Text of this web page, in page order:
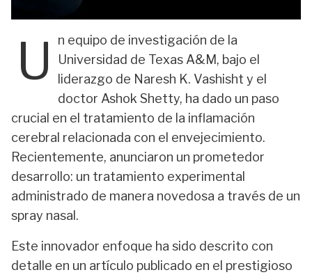
U
n equipo de investigación de la
Universidad de Texas A&M, bajo el
liderazgo de Naresh K. Vashisht y el
doctor Ashok Shetty, ha dado un paso
crucial en el tratamiento de la inflamación
cerebral relacionada con el envejecimiento.
Recientemente, anunciaron un prometedor
desarrollo: un tratamiento experimental
administrado de manera novedosa a través de un
spray nasal.
Este innovador enfoque ha sido descrito con
detalle en un artículo publicado en el prestigioso